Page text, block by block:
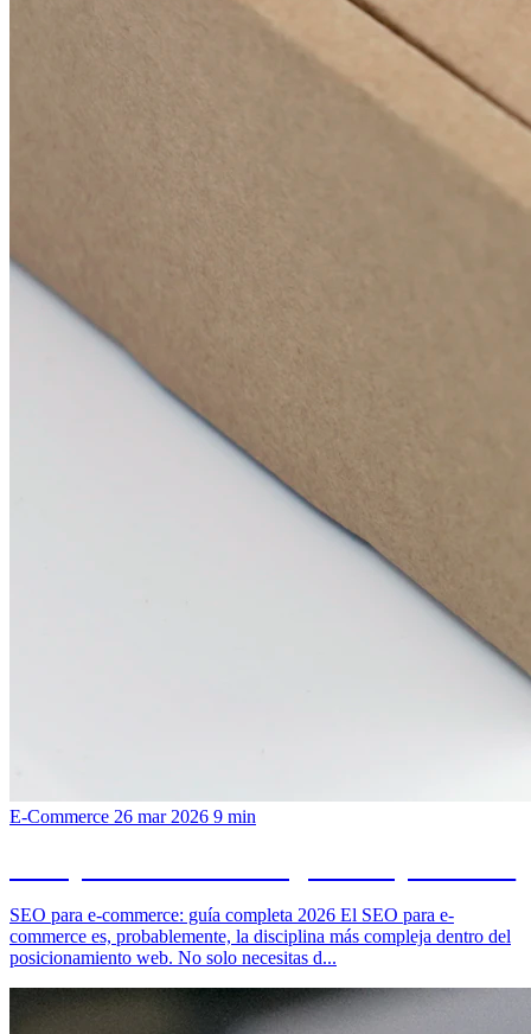
E-Commerce 26 mar 2026 9 min
SEO para e-commerce: guía completa 2026 El SEO para e-
commerce es, probablemente, la disciplina más compleja dentro del
posicionamiento web. No solo necesitas d...